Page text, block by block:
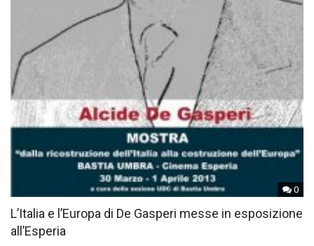
0
L’Italia e l’Europa di De Gasperi messe in esposizione
all’Esperia